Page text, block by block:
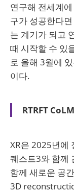
연구해 전세계
구가 성공한다
는 계기가 되고
때 시작할 수 있
로 올해 3월에
이다.
RTRFT
XR은 2025년에
퀘스트3와 함께
함께 새로운 공
3D